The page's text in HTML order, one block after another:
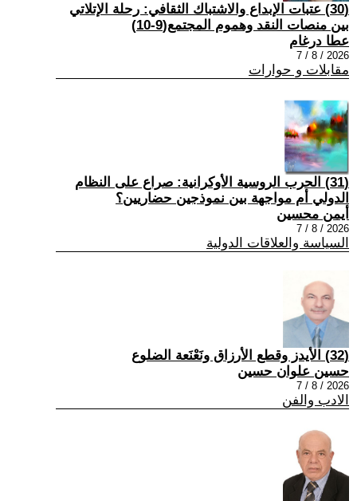
(30) عتبات الإبداع والاشتباك الثقافي: رحلة الإتلاتي
بين منصات النقد وهموم المجتمع(9-10)
عطا درغام
2026 / 8 / 7
مقابلات و حوارات
(31) الحرب الروسية الأوكرانية: صراع على النظام
الدولي أم مواجهة بين نموذجين حضاريين؟
أيمن محسين
2026 / 8 / 7
السياسة والعلاقات الدولية
(32) الأيدز وقطع الأرزاق ونَعْنَعة الضلوع
حسين علوان حسين
2026 / 8 / 7
الادب والفن